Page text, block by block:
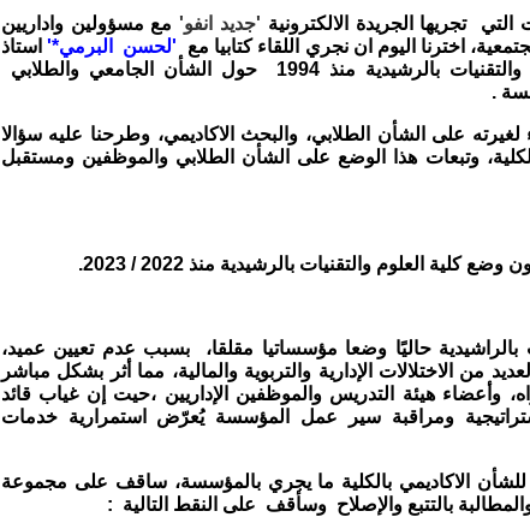
تجريها الجريدة الالكترونية 'جديد انفو'مع مسؤولين واداريين
اخترنا اليوم ان نجري اللقاء كتابيا مع 'لحسن البرمي*'استاذ
التعليم العالي بكلية العلوم والتقنيات بالرشيدية منذ 1994 حول الشأن الجامعي والطلابي
.
لغيرته على الشأن الطلابي، والبحث الاكاديمي، وطرحنا عليه سؤالا
وتبعات هذا الوضع على الشأن الطلابي والموظفين ومستقبل
كلية العلوم والتقنيات بالرشيدية منذ 2022 / 2023.
بالراشيدية حاليًا وضعا مؤسساتيا مقلقا، بسبب عدم تعيين عميد،
من الاختلالات الإدارية والتربوية والمالية، مما أثر بشكل مباشر
وأعضاء هيئة التدريس والموظفين الإداريين ،حيت إن غياب قائد
ومراقبة سير عمل المؤسسة يُعرّض استمرارية خدمات
للشأن الاكاديمي بالكلية ما يجري بالمؤسسة، ساقف على مجموعة
بالتتبع والإصلاح وسأقف على النقط التالية :